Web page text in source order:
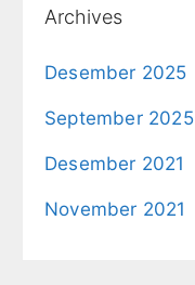
Archives
Desember 2025
September 2025
Desember 2021
November 2021